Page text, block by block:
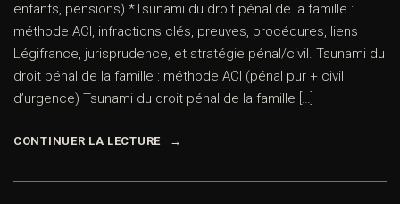
enfants, pensions) *Tsunami du droit pénal de la famille :
méthode ACI, infractions clés, preuves, procédures, liens
Légifrance, jurisprudence, et stratégie pénal/civil. Tsunami du
droit pénal de la famille : méthode ACI (pénal pur + civil
d’urgence) Tsunami du droit pénal de la famille […]
CONTINUER LA LECTURE